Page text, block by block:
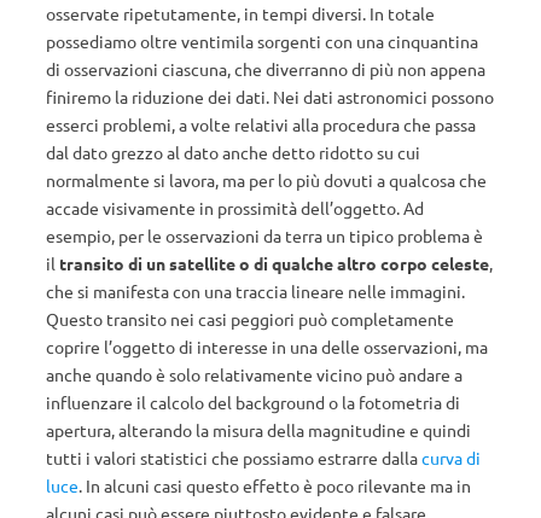
osservate ripetutamente, in tempi diversi. In totale
possediamo oltre ventimila sorgenti con una cinquantina
di osservazioni ciascuna, che diverranno di più non appena
finiremo la riduzione dei dati. Nei dati astronomici possono
esserci problemi, a volte relativi alla procedura che passa
dal dato grezzo al dato anche detto ridotto su cui
normalmente si lavora, ma per lo più dovuti a qualcosa che
accade visivamente in prossimità dell’oggetto. Ad
esempio, per le osservazioni da terra un tipico problema è
il transito di un satellite o di qualche altro corpo celeste,
che si manifesta con una traccia lineare nelle immagini.
Questo transito nei casi peggiori può completamente
coprire l’oggetto di interesse in una delle osservazioni, ma
anche quando è solo relativamente vicino può andare a
influenzare il calcolo del background o la fotometria di
apertura, alterando la misura della magnitudine e quindi
tutti i valori statistici che possiamo estrarre dallacurva di
luce. In alcuni casi questo effetto è poco rilevante ma in
alcuni casi può essere piuttosto evidente e falsare